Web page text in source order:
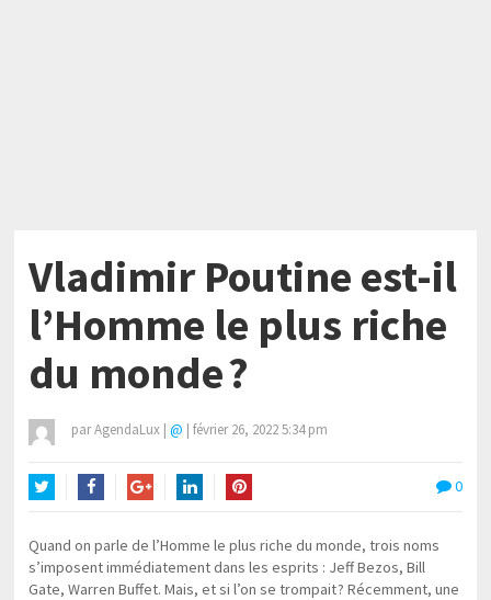
Vladimir Poutine est-il
l’Homme le plus riche
du monde ?
parAgendaLux | @ | février 26, 2022 5:34 pm
0
Quand on parle de l’Homme le plus riche du monde, trois noms
s’imposent immédiatement dans les esprits : Jeff Bezos, Bill
Gate, Warren Buffet. Mais, et si l’on se trompait ? Récemment, une